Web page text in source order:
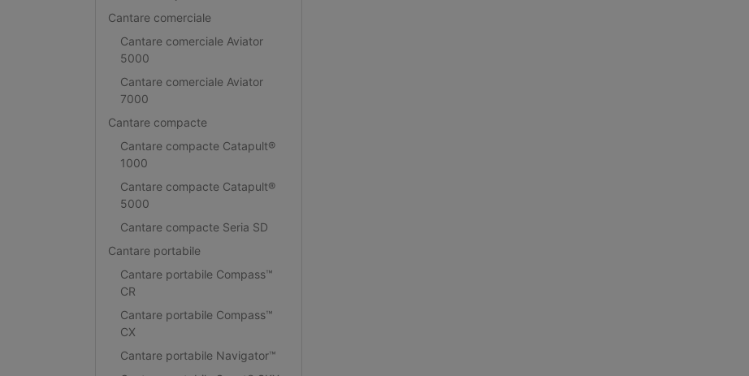
Cantare comerciale
Cantare comerciale Aviator
5000
Cantare comerciale Aviator
7000
Cantare compacte
Cantare compacte Catapult®
1000
Cantare compacte Catapult®
5000
Cantare compacte Seria SD
Cantare portabile
Cantare portabile Compass™
CR
Cantare portabile Compass™
CX
Cantare portabile Navigator™